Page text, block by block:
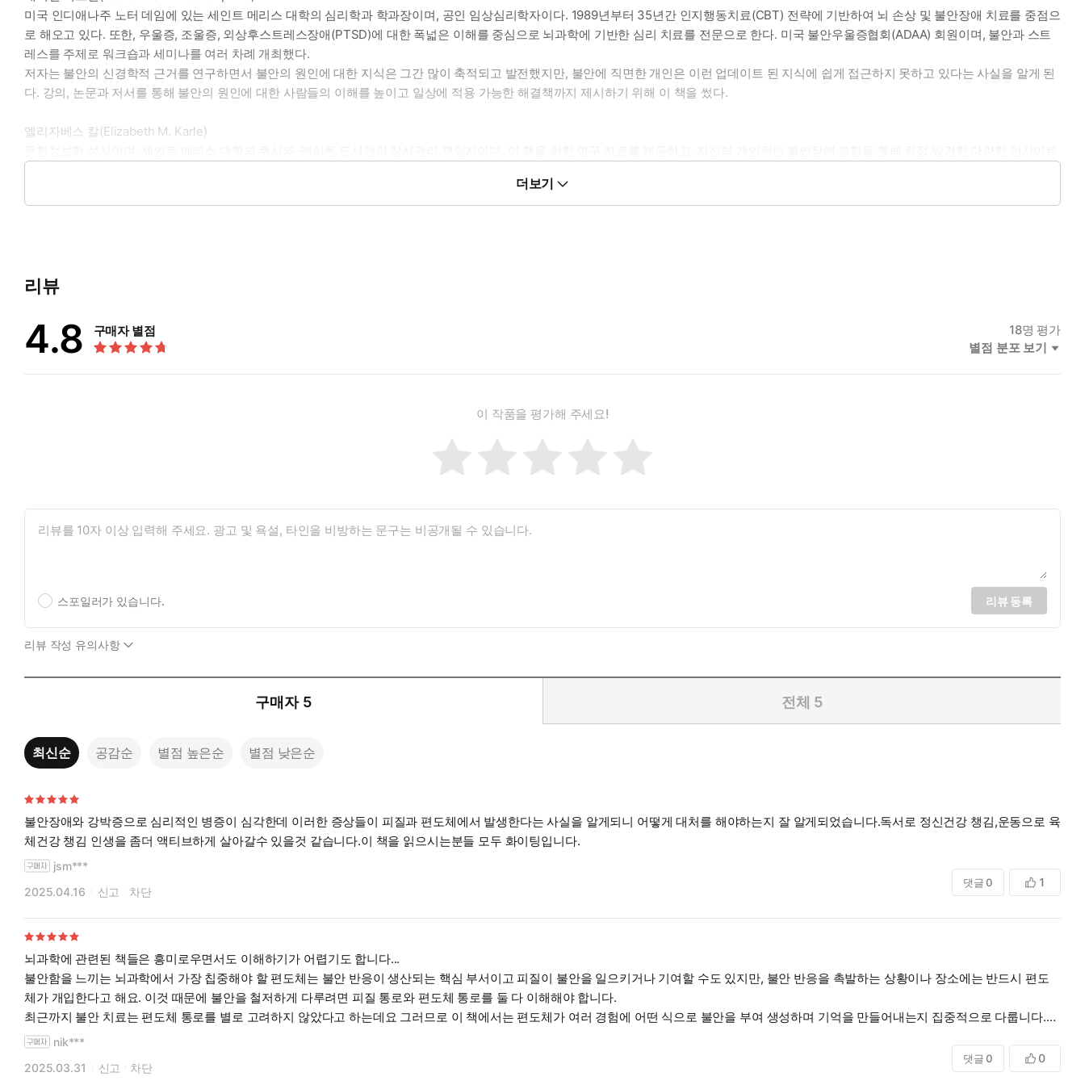
미국 인디애나주 노터 데임에 있는 세인트 메리스 대학의 심리학과 학과장이며, 공인 임상심리학자이다. 1989년부터 35년간 인지행동치료(CBT) 전략에 기반하여 뇌 손상 및 불안장애 치료를 중점으
로 해오고 있다. 또한, 우울증, 조울증, 외상후스트레스장애(PTSD)에 대한 폭넓은 이해를 중심으로 뇌과학에 기반한 심리 치료를 전문으로 한다. 미국 불안우울증협회(ADAA) 회원이며, 불안과 스트
레스를 주제로 워크숍과 세미나를 여러 차례 개최했다.
저자는 불안의 신경학적 근거를 연구하면서 불안의 원인에 대한 지식은 그간 많이 축적되고 발전했지만, 불안에 직면한 개인은 이런 업데이트 된 지식에 쉽게 접근하지 못하고 있다는 사실을 알게 된
다. 강의, 논문과 저서를 통해 불안의 원인에 대한 사람들의 이해를 높이고 일상에 적용 가능한 해결책까지 제시하기 위해 이 책을 썼다.
엘리자베스 칼(Elizabeth M. Karle)
지은 책으로 『번역은 글쓰기다』, 『살면서 마주한 고전』 등이 있고, 옮긴 책으로 『월든·시민 불복종』, 『자기신뢰』, 『모비 딕』, 『1984』, 『노인과 바다』, 『숨결이 바람 될 때』, 『폰더 씨
더보기
리뷰
4.8 구매자 별점 18명 평가
별점 분포 보기
이 작품을 평가해 주세요!
스포일러가 있습니다. 리뷰 등록
리뷰 작성 유의사항
구매자 5 전체 5
최신순 공감순 별점 높은순 별점 낮은순
불안장애와 강박증으로 심리적인 병증이 심각한데 이러한 증상들이 피질과 편도체에서 발생한다는 사실을 알게되니 어떻게 대처를 해야하는지 잘 알게되었습니다.독서로 정신건강 챙김,운동으로 육
체건강 챙김 인생을 좀더 액티브하게 살아갈수 있을것 같습니다.이 책을 읽으시는분들 모두 화이팅입니다.
jsm***
2025.04.16
신고 차단
댓글 0 1
뇌과학에 관련된 책들은 흥미로우면서도 이해하기가 어렵기도 합니다...
불안함을 느끼는 뇌과학에서 가장 칩중해야 할 편도체는 불안 반응이 생산되는 핵심 부서이고 피질이 불안을 일으키거나 기여할 수도 있지만, 불안 반응을 촉발하는 상황이나 장소에는 반드시 편도
체가 개입한다고 해요. 이것 때문에 불안을 철저하게 다루려면 피질 통로와 편도체 통로를 둘 다 이해해야 합니다.
최근까지 불안 치료는 편도체 통로를 별로 고려하지 않았다고 하는데요 그러므로 이 책에서는 편도체가 여러 경험에 어떤 식으로 불안을 부여 생성하며 기억을 만들어내는지 집중적으로 다룹니다.
특히 “편도체 회로의 수정”이라는 개념과 몇 가지 효과적인 해결책만 확인하는 것으로도 불안에 관한 새로운 뇌과학적 지식이 확상됨을 경험할수 있을거에요 생소하지만 신기한 이야기들이었어요
nik***
2025.03.31
신고 차단
댓글 0 0